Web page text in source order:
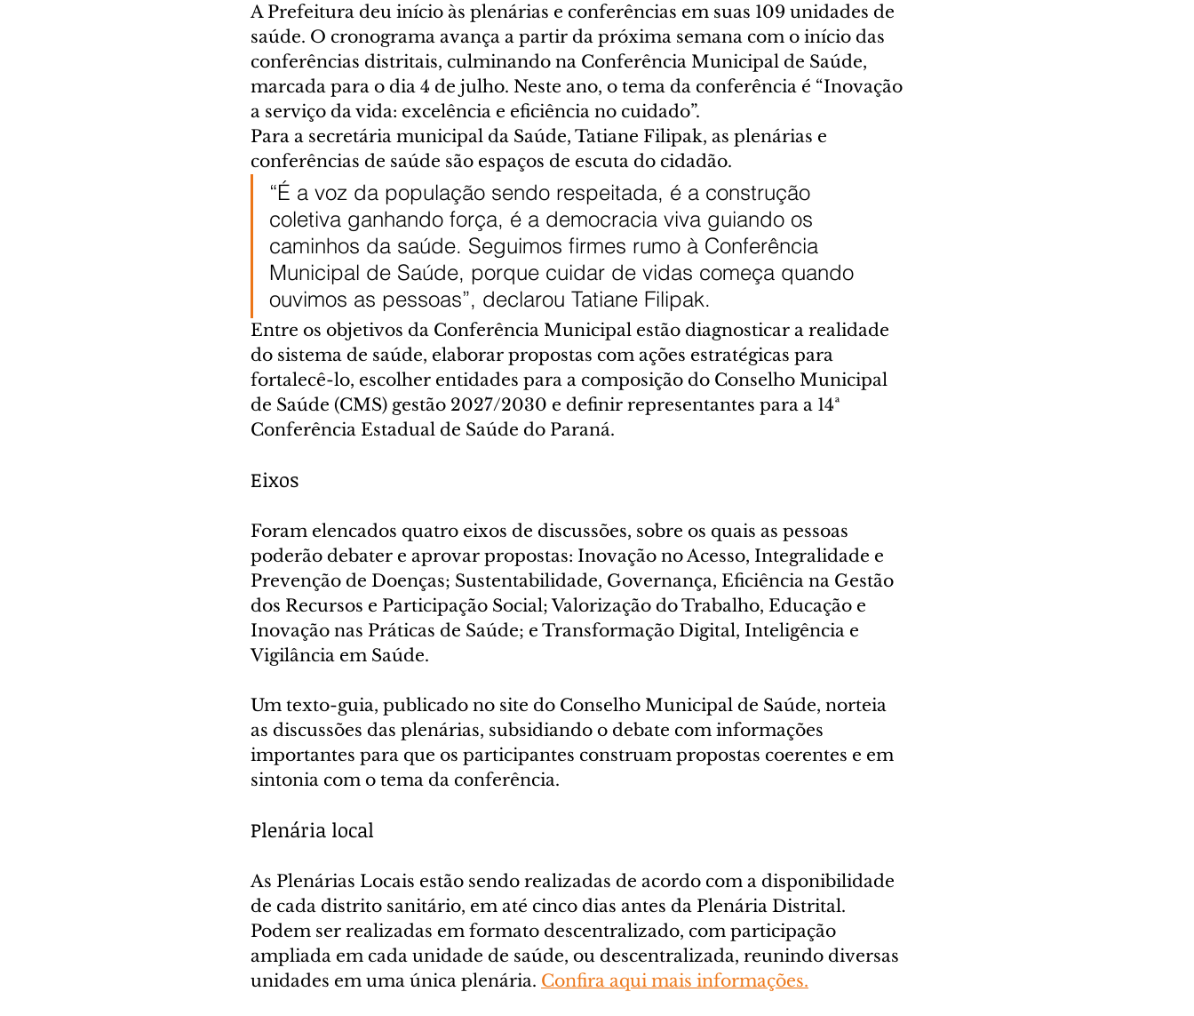
A Prefeitura deu início às plenárias e conferências em suas 109 unidades de
saúde. O cronograma avança a partir da próxima semana com o início das
conferências distritais, culminando na Conferência Municipal de Saúde,
marcada para o dia 4 de julho. Neste ano, o tema da conferência é “Inovação
a serviço da vida: excelência e eficiência no cuidado”.
Para a secretária municipal da Saúde, Tatiane Filipak, as plenárias e
conferências de saúde são espaços de escuta do cidadão.
“É a voz da população sendo respeitada, é a construção
coletiva ganhando força, é a democracia viva guiando os
caminhos da saúde. Seguimos firmes rumo à Conferência
Municipal de Saúde, porque cuidar de vidas começa quando
ouvimos as pessoas”, declarou Tatiane Filipak.
Entre os objetivos da Conferência Municipal estão diagnosticar a realidade
do sistema de saúde, elaborar propostas com ações estratégicas para
fortalecê-lo, escolher entidades para a composição do Conselho Municipal
de Saúde (CMS) gestão 2027/2030 e definir representantes para a 14ª
Conferência Estadual de Saúde do Paraná.
Eixos
Foram elencados quatro eixos de discussões, sobre os quais as pessoas
poderão debater e aprovar propostas: Inovação no Acesso, Integralidade e
Prevenção de Doenças; Sustentabilidade, Governança, Eficiência na Gestão
dos Recursos e Participação Social; Valorização do Trabalho, Educação e
Inovação nas Práticas de Saúde; e Transformação Digital, Inteligência e
Vigilância em Saúde.
Um texto-guia, publicado no site do Conselho Municipal de Saúde, norteia
as discussões das plenárias, subsidiando o debate com informações
importantes para que os participantes construam propostas coerentes e em
sintonia com o tema da conferência.
Plenária local
As Plenárias Locais estão sendo realizadas de acordo com a disponibilidade
de cada distrito sanitário, em até cinco dias antes da Plenária Distrital.
Podem ser realizadas em formato descentralizado, com participação
ampliada em cada unidade de saúde, ou descentralizada, reunindo diversas
unidades em uma única plenária. Confira aqui mais informações.